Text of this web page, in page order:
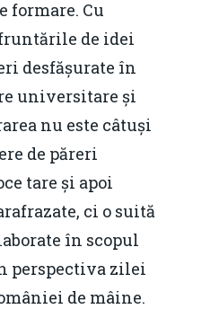
formare. Cu
de idei
desfășurate în
universitare și
nu este câtuși
de păreri
tare și apoi
ci o suită
în scopul
perspectiva zilei
de mâine.
Home
Noutăți
Despre
Evenimente
Foto